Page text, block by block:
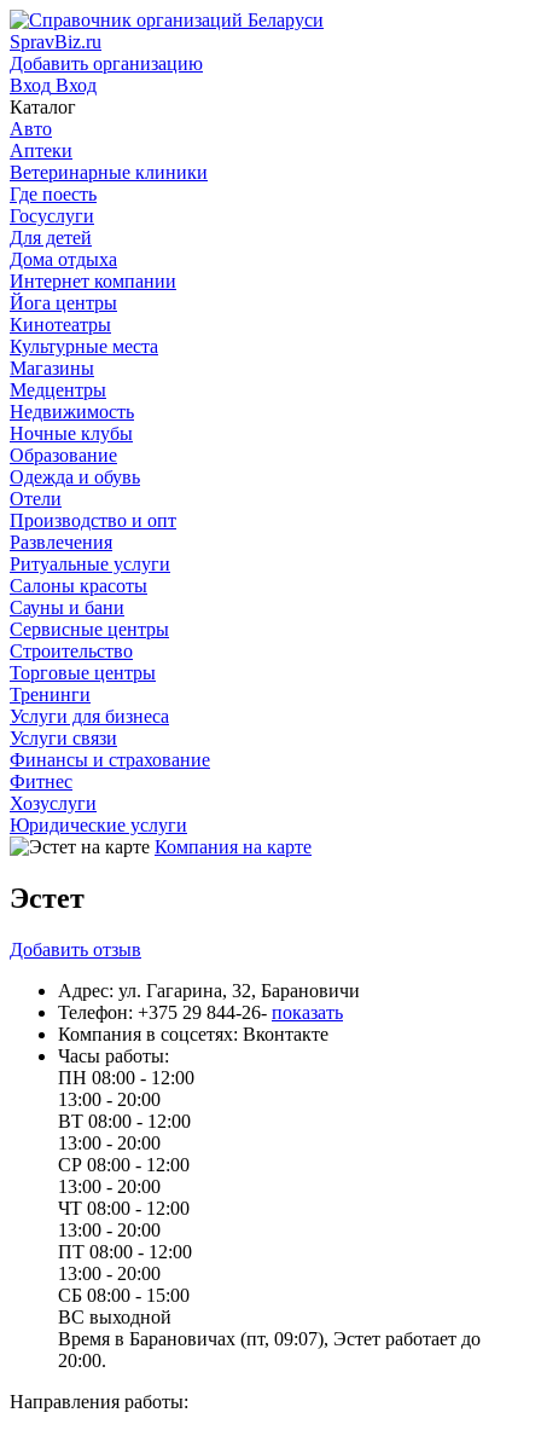
SpravBiz.ru
Добавить организацию
Вход Вход
Каталог
Авто
Аптеки
Ветеринарные клиники
Где поесть
Госуслуги
Для детей
Дома отдыха
Интернет компании
Йога центры
Кинотеатры
Культурные места
Магазины
Медцентры
Недвижимость
Ночные клубы
Образование
Одежда и обувь
Отели
Производство и опт
Развлечения
Ритуальные услуги
Салоны красоты
Сауны и бани
Сервисные центры
Строительство
Торговые центры
Тренинги
Услуги для бизнеса
Услуги связи
Финансы и страхование
Фитнес
Хозуслуги
Юридические услуги
Компания на карте
Эстет
Добавить отзыв
Адрес: ул. Гагарина, 32, Барановичи
Телефон: +375 29 844-26- показать
Компания в соцсетях: Вконтакте
Часы работы:
ПН 08:00 - 12:00
13:00 - 20:00
ВТ 08:00 - 12:00
13:00 - 20:00
СР 08:00 - 12:00
13:00 - 20:00
ЧТ 08:00 - 12:00
13:00 - 20:00
ПТ 08:00 - 12:00
13:00 - 20:00
СБ 08:00 - 15:00
ВС выходной
Время в Барановичах (пт, 09:07), Эстет работает до
20:00.
Направления работы: